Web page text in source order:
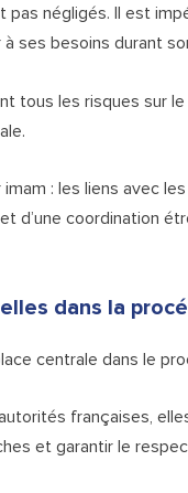
négligés. Il est
ses besoins durant
tous les risques sur
: les liens avec
d’une coordination
dans la
centrale dans le
françaises,
et garantir le